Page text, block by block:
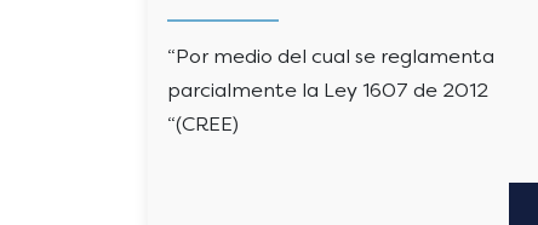
“Por medio del cual se reglamenta
parcialmente la Ley 1607 de 2012
“(CREE)